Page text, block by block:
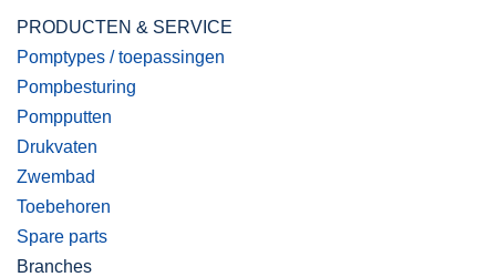
PRODUCTEN & SERVICE
Pomptypes / toepassingen
Pompbesturing
Pompputten
Drukvaten
Zwembad
Toebehoren
Spare parts
Branches